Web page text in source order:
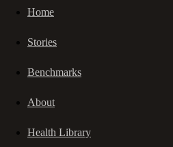
Home
Stories
Benchmarks
About
Health Library